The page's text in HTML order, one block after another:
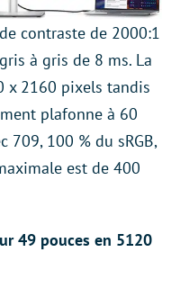
contraste de 2000:1
à gris de 8 ms. La
x 2160 pixels tandis
plafonne à 60
709, 100 % du sRGB,
est de 400
49 pouces en 5120